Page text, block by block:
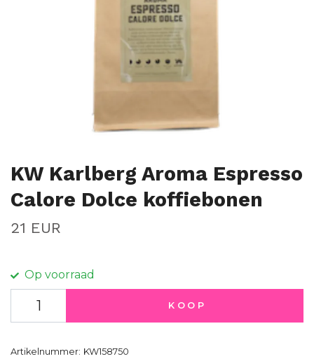
KW Karlberg Aroma Espresso
Calore Dolce koffiebonen
21 EUR
Op voorraad
KOOP
Artikelnummer: KW158750